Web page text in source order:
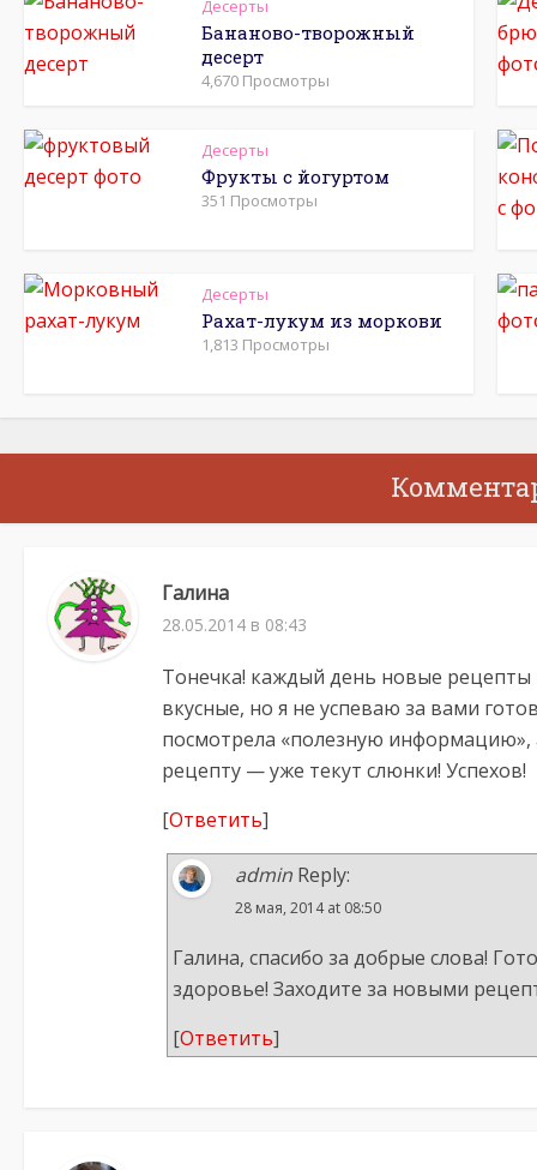
Десерты
Бананово-творожный
десерт
4,670 Просмотры
Десерты
Фрукты с йогуртом
351 Просмотры
Десерты
Рахат-лукум из моркови
1,813 Просмотры
Галина
28.05.2014 в 08:43
Тонечка! каждый день новые
вкусные, но я не успеваю за вами
посмотрела «полезную информацию»,
рецепту — уже текут слюнки! Успехов!
[Ответить]
admin Reply:
28 мая, 2014 at 08:50
Галина, спасибо за добрые слова!
здоровье! Заходите за новыми
[Ответить]